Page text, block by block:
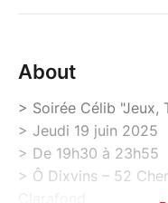
About
> Soirée Célib "Jeux,
> Jeudi 19 juin 2025
> De 19h30 à 23h55
> Ô Dixvins – 52